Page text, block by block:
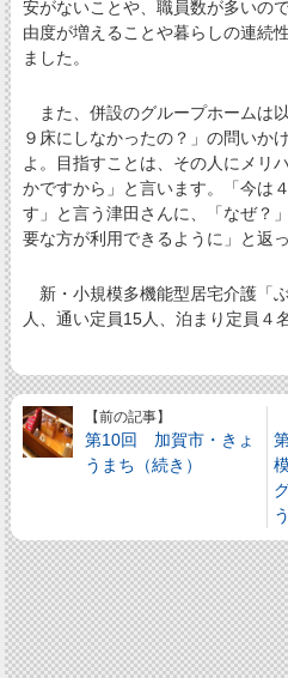
安がないことや、職員数が多いの
由度が増えることや暮らしの連続
ました。
また、併設のグループホームは
９床にしなかったの？」の問いか
よ。目指すことは、その人にメリ
かですから」と言います。「今は
す」と言う津田さんに、「なぜ？
要な方が利用できるように」と返
新・小規模多機能型居宅介護「
人、通い定員15人、泊まり定員４
【前の記事】
第10回 加賀市・きょ
うまち（続き）